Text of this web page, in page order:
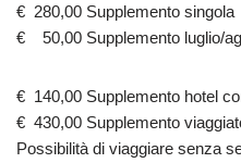
€ 280,00 Supplemento singola
€ 50,00 Supplemento luglio/
€ 140,00 Supplemento hotel
€ 430,00 Supplemento
Possibilità di viaggiare senza